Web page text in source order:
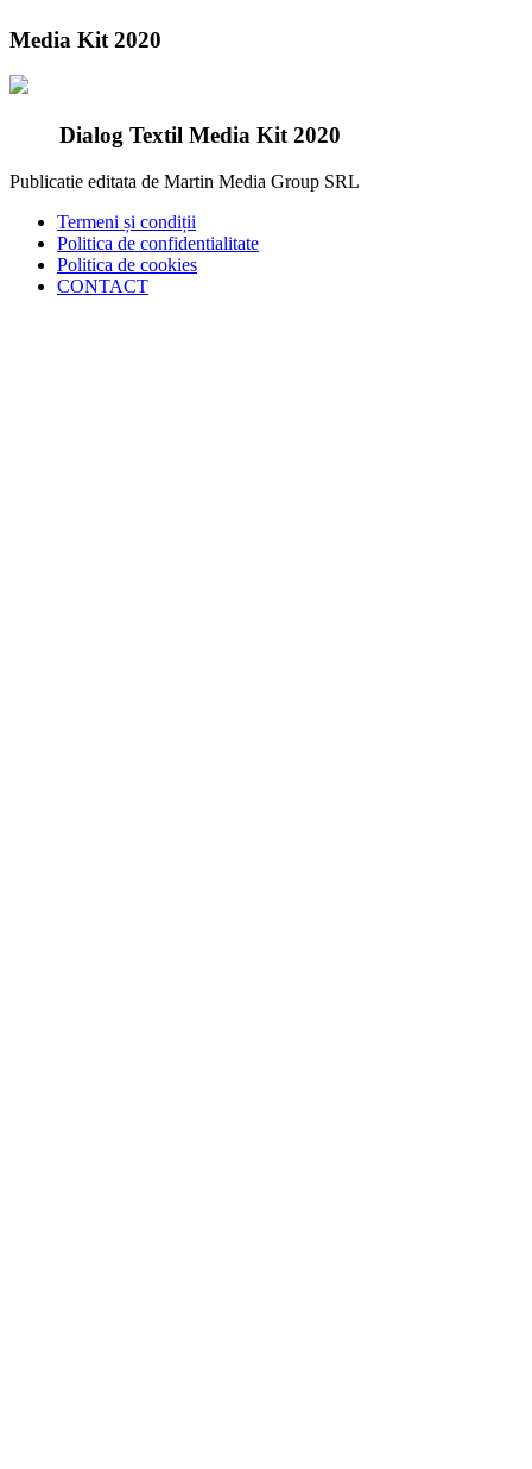
Media Kit 2020
Dialog Textil Media Kit 2020
Publicatie editata de Martin Media Group SRL
Termeni și condiții
Politica de confidentialitate
Politica de cookies
CONTACT